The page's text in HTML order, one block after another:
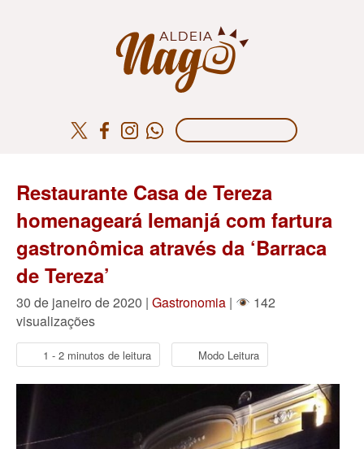
Restaurante Casa de Tereza
homenageará Iemanjá com fartura
gastronômica através da ‘Barraca
de Tereza’
30 de janeiro de 2020 | Gastronomia |
142
visualizações
1 - 2 minutos de leitura Modo Leitura